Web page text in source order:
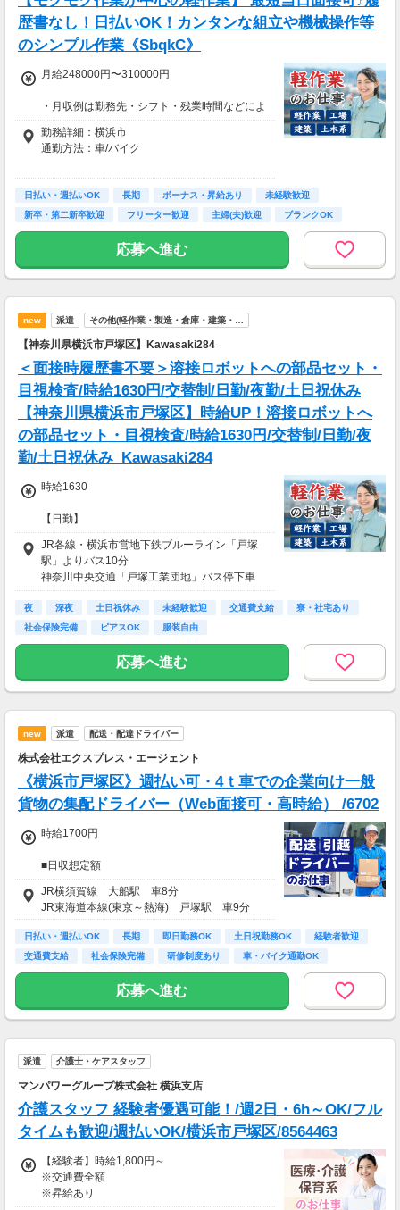
歴書なし！日払いOK！カンタンな組立や機械操作等
のシンプル作業《SbqkC》
月給248000円〜310000円
・月収例は勤務先・シフト・残業時間などによ
り変動します
・各種手当あり（残業手当、休出手当、深夜勤
務がある場合は深夜手当 など）
■日払い制度（新制度）※規定あり
・最短5分で働いた分の給与を口座受取可能
・スマホからカンタン申請
・1,000円単位で利用可能
■交通費 上限30,000円まで支給 ※会社規定有
り
勤務詳細：横浜市
通勤方法：車/バイク
※構内の（無料）駐車場利用OK
※募集の勤務地は面接地の一例です。
ご希望の地域や条件などを伺いながらあなた
日払い・週払いOK 長期 ボーナス・昇給あり
未経験歓迎
新卒・第二新卒歓迎
フリーター歓迎 主婦(夫)歓迎
ブランクOK
学歴不問
応募へ進む
new 派遣 その他(軽作業・製造・倉庫・建築・…
【神奈川県横浜市戸塚区】Kawasaki284
＜面接時履歴書不要＞溶接ロボットへの部品セット・
目視検査/時給1630円/交替制/日勤/夜勤/土日祝休み
【神奈川県横浜市戸塚区】時給UP！溶接ロボットへ
の部品セット・目視検査/時給1630円/交替制/日勤/夜
勤/土日祝休み_Kawasaki284
時給1630
【日勤】
日額平均1万3040円/月額26万800円/残込32万1
925円
【2交替】
日額平均1万4262円/月額28万5250円/残込34万
★応募資格★
※18歳以上
※学生は応募不可（卒業見込みで、社会人予定
の方は卒業後に派遣登録が可能です。）
JR各線・横浜市営地下鉄ブルーライン「戸塚
駅」よりバス10分
神奈川中央交通「戸塚工業団地」バス停下車
バイク・自転車通勤可
夜 深夜 土日祝休み 未経験歓迎 交通費支給
寮・社宅あり
社会保険完備
ピアスOK 服装自由
応募へ進む
new 派遣 配送・配達ドライバー
株式会社エクスプレス・エージェント
《横浜市戸塚区》週払い可・4ｔ車での企業向け一般
貨物の集配ドライバー（Web面接可・高時給） /6702
時給1700円
■日収想定額
13,600円～19,900円
■月収想定額
312,000円～499,000円
※日収額・月収額の最大値は残業・割増等を含
む見込み額となります。
※交通費は別途実費分支給！（規定あり）
※上記月収額は月間23日～25日出勤した場合の
■その他補足
をした場合の見込み額となります。
■研修期間について
※研修期間（全実働40日）のうち、
就業日数により業務内容・給与が変動します。
1）就業開始～実働12日間（助手業務）
→時給1,400円（日収11,200円～）
2）実働13日目～実働40日間（ドライバー）
JR横須賀線 大船駅 車8分
JR東海道本線(東京～熱海) 戸塚駅 車9分
日払い・週払いOK 長期 即日勤務OK 土日祝勤務OK
経験者歓迎
交通費支給
社会保険完備 研修制度あり 車・バイク通勤OK
応募へ進む
派遣 介護士・ケアスタッフ
マンパワーグループ株式会社 横浜支店
介護スタッフ 経験者優遇可能！/週2日・6h～OK/フル
タイムも歓迎/週払いOK/横浜市戸塚区/8564463
【経験者】時給1,800円～
※交通費全額
※昇給あり